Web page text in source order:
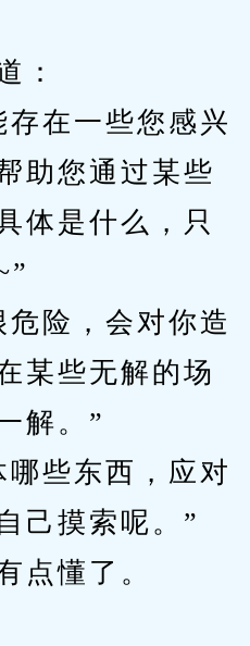
：
在一些您感兴
助您通过某些
体是什么，只
险，会对你造
某些无解的场
解。”
些东西，应对
己摸索呢。”
懂了。